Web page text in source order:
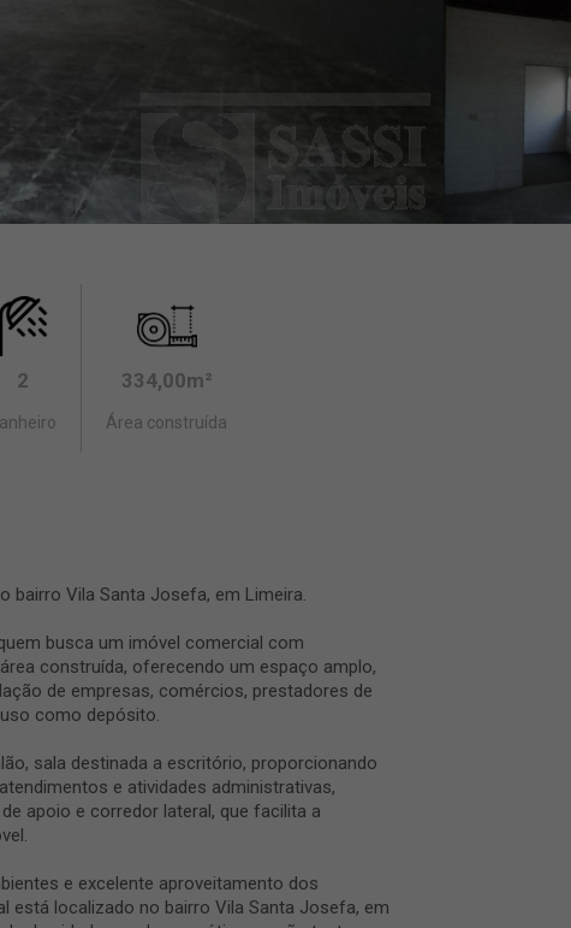
2 334,00m²
Área construída
bairro Vila Santa Josefa, em Limeira.
busca um imóvel comercial com
construída, oferecendo um espaço amplo,
de empresas, comércios, prestadores de
como depósito.
sala destinada a escritório, proporcionando
e atividades administrativas,
apoio e corredor lateral, que facilita a
e excelente aproveitamento dos
está localizado no bairro Vila Santa Josefa, em